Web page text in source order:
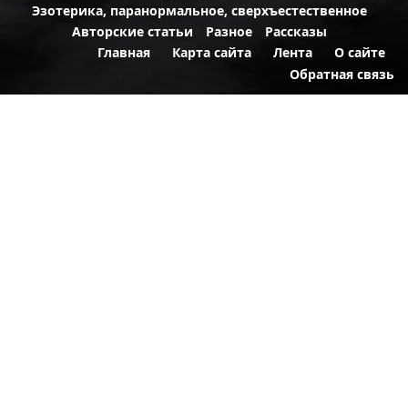
Эзотерика, паранормальное, сверхъестественное
Авторские статьи
Разное
Рассказы
Главная
Карта сайта Лента
О сайте
Обратная связь